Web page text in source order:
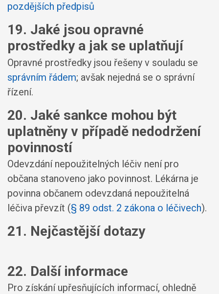
pozdějších předpisů
19. Jaké jsou opravné
prostředky a jak se uplatňují
Opravné prostředky jsou řešeny v souladu se
správním řádem; avšak nejedná se o správní
řízení.
20. Jaké sankce mohou být
uplatněny v případě nedodržení
povinností
Odevzdání nepoužitelných léčiv není pro
občana stanoveno jako povinnost. Lékárna je
povinna občanem odevzdaná nepoužitelná
léčiva převzít (§ 89 odst. 2 zákona o léčivech).
21. Nejčastější dotazy
22. Další informace
Pro získání upřesňujících informací, ohledně